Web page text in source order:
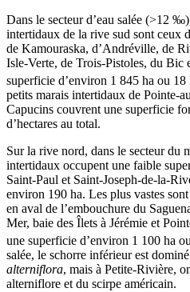
Dans le secteur d’eau salée (>12
intertidaux de la rive sud sont ceux
de Kamouraska, d’Andréville, de
Isle-Verte, de Trois-Pistoles, du Bic
superficie d’environ 1 845 ha ou 18
petits marais intertidaux de Pointe-
Capucins couvrent une superficie
d’hectares au total.
Sur la rive nord, dans le secteur du
intertidaux occupent une faible
Saint-Paul et Saint-Joseph-de-la-
environ 190 ha. Les plus vastes
en aval de l’embouchure du
Mer, baie des Îlets à Jérémie et
une superficie d’environ 1 100 ha
salée, le schorre inférieur est
alterniflora, mais à Petite-Rivière,
alterniflore et du scirpe américain.